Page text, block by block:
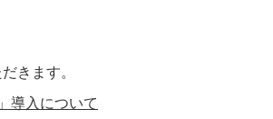
きます。
導入について